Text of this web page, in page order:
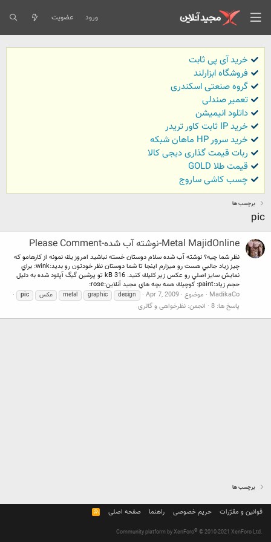
ورود عضویت
خرید آی پی ثابت
فروشگاه ابزارلند
گروه صنعتی اسکندری
تعمیر صندلی
داتلود انیمیشن
خرید IP ثابت کاور تریدر
خرید سرور HP ماهان شبکه
ربات قیمت گذاری دیجی کالا
قیمت طلا GOLD
چسب کاشی ساروج
برچسب ها
‍pic
Metal MajidOnline-نوشته آب شده-Please Comment
نظر شما چيه؟ نوشته آب شده سلام دوستان خسته نباشيد امروز يك نمونه از كارهامو كه
چيز زياد جالبي هست رو ميزارم اينجا تا شما دوستان نظر خودتون رو بديد:wink: براي
نمايش سايز اصلي رو عكس زير كليك كنيد. 316 kB تو پرشين گيگ آپلود شده به دليل
حجم زياد:paint: كوچيك همه بچه هاي مجيد آنلاين:rose:
MadikaCo
موضوع Apr 7, 2009
design
graphic
metal عكس ‍pic
پاسخ ها: 8 انجمن: نظرخواهی و گالری
برچسب ها
قوانین و مقرّرات حریم خصوصی راهنما صفحه اصلی
R
S
Community platform by XenForo® © 2010-2021 XenForo Ltd.